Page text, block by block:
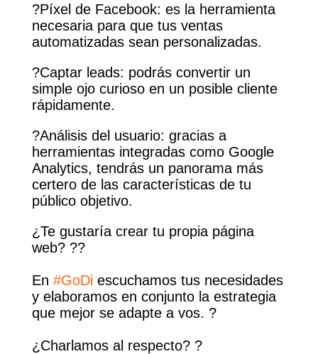
?Píxel de Facebook: es la herramienta
necesaria para que tus ventas
automatizadas sean personalizadas.
?Captar leads: podrás convertir un
simple ojo curioso en un posible cliente
rápidamente.
?Análisis del usuario: gracias a
herramientas integradas como Google
Analytics, tendrás un panorama más
certero de las características de tu
público objetivo.
¿Te gustaría crear tu propia página
web? ??⁣⁣⁣⁣⁣⁣⁣⁣⁣⁣⁣⁣⁣⁣⁣⁣⁣
En #GoDi escuchamos tus necesidades
y elaboramos en conjunto la estrategia
que mejor se adapte a vos. ?⁣⁣⁣⁣⁣⁣⁣⁣⁣⁣⁣⁣⁣⁣⁣⁣⁣
¿Charlamos al respecto? ?⁣⁣⁣⁣⁣⁣⁣⁣⁣⁣⁣⁣⁣⁣⁣⁣⁣